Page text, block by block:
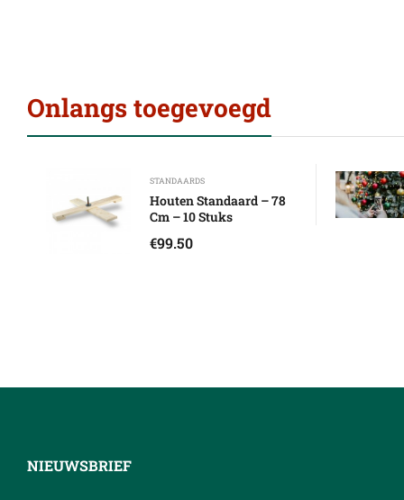
Onlangs toegevoegd
STANDAARDS
Houten Standaard – 78
Cm – 10 Stuks
€99.50
NIEUWSBRIEF